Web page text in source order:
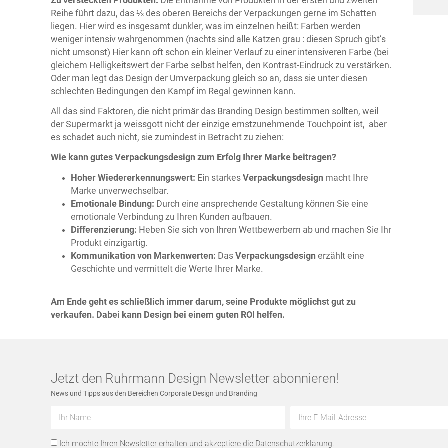
Reihe führt dazu, das ⅓ des oberen Bereichs der Verpackungen gerne im Schatten
liegen. Hier wird es insgesamt dunkler, was im einzelnen heißt: Farben werden
weniger intensiv wahrgenommen (nachts sind alle Katzen grau : diesen Spruch gibt’s
nicht umsonst) Hier kann oft schon ein kleiner Verlauf zu einer intensiveren Farbe (bei
gleichem Helligkeitswert der Farbe selbst helfen, den Kontrast-Eindruck zu verstärken.
Oder man legt das Design der Umverpackung gleich so an, dass sie unter diesen
schlechten Bedingungen den Kampf im Regal gewinnen kann.
All das sind Faktoren, die nicht primär das Branding Design bestimmen sollten, weil
der Supermarkt ja weissgott nicht der einzige ernstzunehmende Touchpoint ist, aber
es schadet auch nicht, sie zumindest in Betracht zu ziehen:
Wie kann gutes Verpackungsdesign zum Erfolg Ihrer Marke beitragen?
Hoher Wiedererkennungswert: Ein starkes Verpackungsdesign macht Ihre
Marke unverwechselbar.
Emotionale Bindung: Durch eine ansprechende Gestaltung können Sie eine
emotionale Verbindung zu Ihren Kunden aufbauen.
Differenzierung: Heben Sie sich von Ihren Wettbewerbern ab und machen Sie Ihr
Produkt einzigartig.
Kommunikation von Markenwerten: Das Verpackungsdesign erzählt eine
Geschichte und vermittelt die Werte Ihrer Marke.
Am Ende geht es schließlich immer darum, seine Produkte möglichst gut zu
verkaufen. Dabei kann Design bei einem guten ROI helfen.
Jetzt den Ruhrmann Design Newsletter abonnieren!
News und Tipps aus den Bereichen Corporate Design und Branding
Ich möchte Ihren Newsletter erhalten und akzeptiere die Datenschutzerklärung